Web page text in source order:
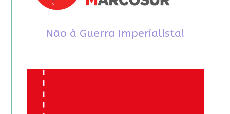
Não à Guerra Imperialista!